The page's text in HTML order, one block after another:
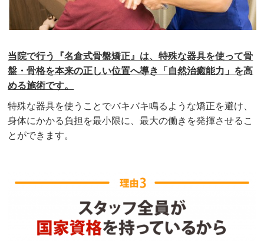
当院で行う『名倉式骨盤矯正』は、特殊な器具を使って骨
盤・骨格を本来の正しい位置へ導き「自然治癒能力」を高
める施術です。
特殊な器具を使うことでバキバキ鳴るような矯正を避け、
身体にかかる負担を最小限に、最大の働きを発揮させるこ
とができます。